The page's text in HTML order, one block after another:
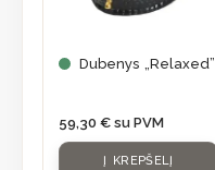
Dubenys „Relaxed”
59,30 € su PVM
Į KREPŠELĮ